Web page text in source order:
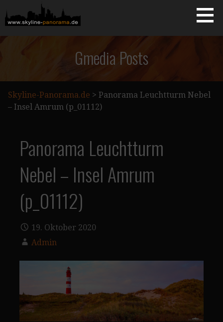
Inhalt
springen
SKYLINE-PANORAMA.DE
Gmedia Posts
Skyline-Panorama.de > Panorama Leuchtturm Nebel
– Insel Amrum (p_01112)
Panorama Leuchtturm
Nebel – Insel Amrum
(p_01112)
19. Oktober 2020
Admin